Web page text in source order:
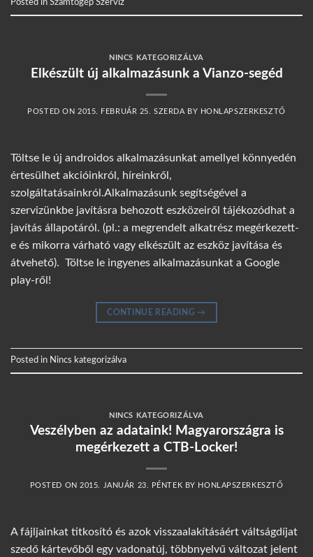
Posted in Számtógép Szervíz
NINCS KATEGORIZÁLVA
Elkészült új alkalmazásunk a Vianzo-segéd
POSTED ON 2015. FEBRUÁR 25. SZERDA BY HONLAPSZERKESZTŐ
Töltse le új androidos alkalmazásunkat amellyel könnyedén
értesülhet akcióinkról, híreinkről,
szolgáltatásainkról.Alkalmazásunk segítségével a
szervizünkbe javításra behozott eszközeiről tájékozódhat a
javítás állapotáról. (pl.: a megrendelt alkatrész megérkezett-
e és mikorra várható vagy elkészült az eszköz javítása és
átvehető). Töltse le ingyenes alkalmazásunkat a Google
play-ről!
CONTINUE READING →
Posted in Nincs kategorizálva
NINCS KATEGORIZÁLVA
Veszélyben az adataink! Magyarországra is
megérkezett a CTB-Locker!
POSTED ON2015. JANUÁR 23. PÉNTEK BY HONLAPSZERKESZTŐ
A fájljainkat titkosító és azok visszaalakításáért váltságdíjat
szedő kártevőből egy vadonatúj, többnyelvű változat jelent